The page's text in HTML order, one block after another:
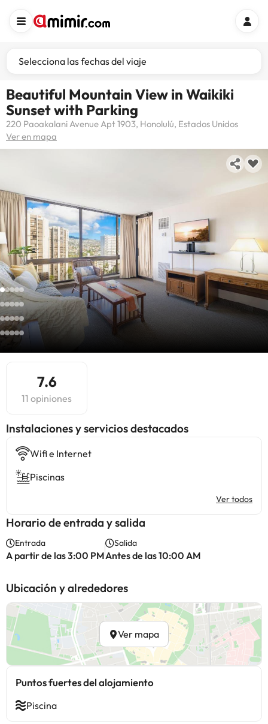
Selecciona las fechas del viaje
Beautiful Mountain View in Waikiki
Sunset with Parking
220 Paoakalani Avenue Apt 1903, Honolulú, Estados Unidos
Ver en mapa
7.6
11 opiniones
Instalaciones y servicios destacados
Wifi e Internet
Piscinas
Ver todos
Horario de entrada y salida
Entrada
A partir de las 3:00 PM
Salida
Antes de las 10:00 AM
Ubicación y alrededores
Ver mapa
Puntos fuertes del alojamiento
Piscina